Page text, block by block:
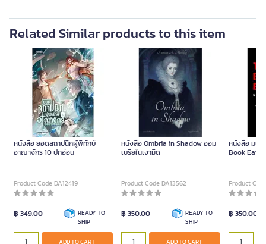
Related Similar products to this item
หนังสือ ยอดสถาปนิกผู้พิทักษ์
อาณาจักร 10 ปกอ่อน
Product Code DA12419
฿ 349.00
READY TO
SHIP
ADD TO CART
หนังสือ Ombria in Shadow ออม
เบรียในเงามืด
Product Code DA13562
฿ 350.00
READY TO
SHIP
ADD TO CART
หนังสือ มนุ
Book
Product
฿ 350.00